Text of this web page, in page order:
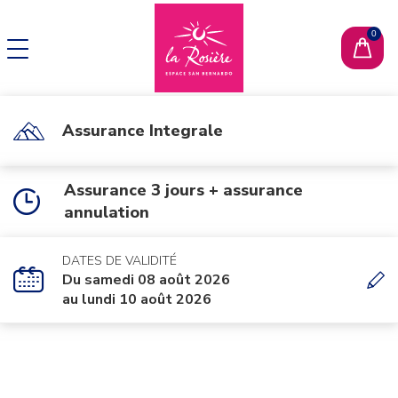
Assurance Integrale
Assurance 3 jours + assurance
annulation
DATES DE VALIDITÉ
Du samedi 08 août 2026
au lundi 10 août 2026
CHANGER DE LANGUE